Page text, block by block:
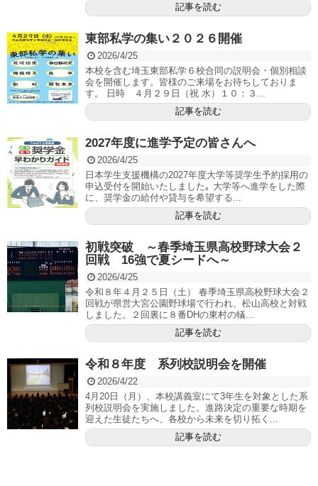
記事を読む
東部私学の集い２０２６開催
2026/4/25
本校を含む埼玉東部私学６校合同の説明会・個別相談
会を開催します。皆様のご来場をお待ちしておりま
す。 日時 ４月２９日（祝 水）１０：３...
記事を読む
2027年度に進学予定の皆さんへ
2026/4/25
日本学生支援機構の2027年度大学等奨学生予約採用の
申込受付を開始いたしました｡ 大学等へ進学をした際
に、奨学金の給付や貸与を希望する...
記事を読む
初戦突破 ～春季埼玉県高校野球大会２
回戦 16強で夏シードへ～
2026/4/25
令和８年４月２５日（土） 春季埼玉県高校野球大会２
回戦が県営大宮公園野球場で行われ、松山高校と対戦
しました。２回裏に８番DHの東村の犠...
記事を読む
令和８年度 系列校説明会を開催
2026/4/22
4月20日（月）、本校講義室にて3年生を対象とした系
列校説明会を実施しました。進路決定の重要な時期を
迎えた生徒たちへ、各校から未来を切り拓く...
記事を読む